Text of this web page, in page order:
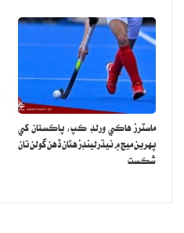
ماسٽرز هاڪي ورلڊ ڪپ: پاڪستان کي
پهرين ميچ ۾ نيڌرلينڊز هٿان ڏهن گولن تان
شڪست